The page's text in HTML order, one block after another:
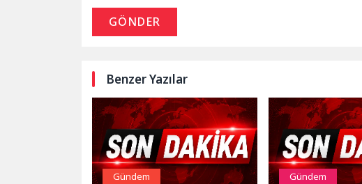
GÖNDER
Benzer Yazılar
Gündem Gündem